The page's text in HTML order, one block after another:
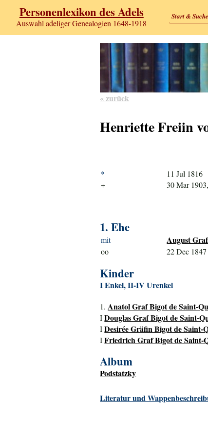
Personenlexikon des Adels
Auswahl adeliger Genealogien 1648-1918
Start & Suche
« zurück
Henriette Freiin
*
11 Jul 1816
+
30 Mar
1. Ehe
mit August
oo 22 Dec 1847
Kinder
I Enkel, II-IV Urenkel
1.Anatol Graf Bigot de Saint-
IDouglas Graf Bigot de Saint-
IDesirée Gräfin Bigot de Saint-
IFriedrich Graf Bigot de Saint-
Album
Podstatzky
Literatur und